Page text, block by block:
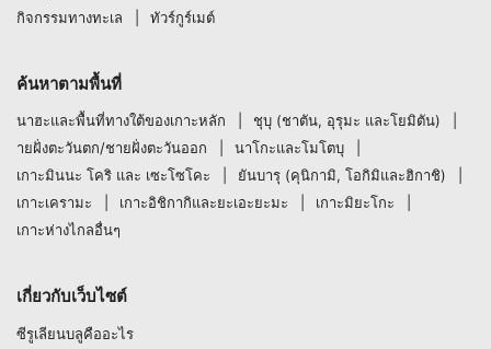
กิจกรรมทางทะเล
ทัวร์กูร์เมต์
ค้นหาตามพื้นที่
นาฮะและพื้นที่ทางใต้ของเกาะหลัก
ชุบุ (ชาตัน, อุรุมะ และโยมิตัน)
ายฝั่งตะวันตก/ชายฝั่งตะวันออก
นาโกะและโมโตบุ
เกาะมินนะ โคริ และ เซะโซโคะ
ยันบารุ (คุนิกามิ, โอกิมิและฮิกาชิ)
เกาะเครามะ
เกาะอิชิกากิและยะเอะยะมะ
เกาะมิยะโกะ
เกาะห่างไกลอื่นๆ
เกี่ยวกับเว็บไซต์
ซีรูเลียนบลูคืออะไร